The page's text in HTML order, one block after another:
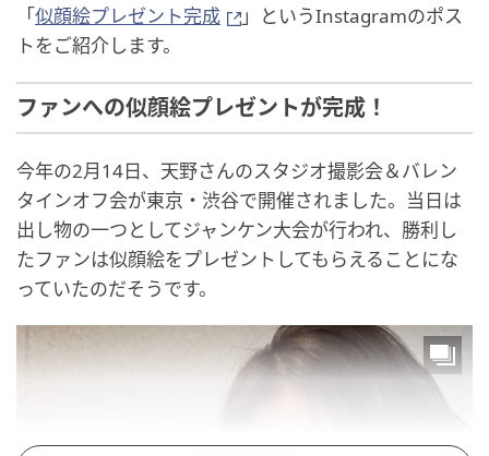
「似顔絵プレゼント完成
」というInstagramのポス
トをご紹介します。
ファンへの似顔絵プレゼントが完成！
今年の2月14日、天野さんのスタジオ撮影会＆バレン
タインオフ会が東京・渋谷で開催されました。当日は
出し物の一つとしてジャンケン大会が行われ、勝利し
たファンは似顔絵をプレゼントしてもらえることにな
っていたのだそうです。